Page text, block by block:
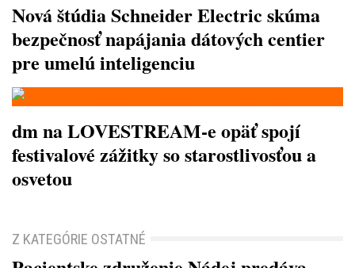
Nová štúdia Schneider Electric skúma
bezpečnosť napájania dátových centier
pre umelú inteligenciu
dm na LOVESTREAM-e opäť spojí
festivalové zážitky so starostlivosťou a
osvetou
Z KATEGÓRIE OSTATNÉ